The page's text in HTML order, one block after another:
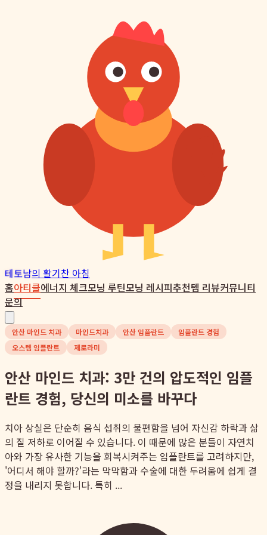
테토남의 활기찬 아침
홈아티클에너지 체크모닝 루틴모닝 레시피추천템 리뷰커뮤니티
문의
안산 마인드 치과 마인드치과 안산 임플란트
임플란트 경험
오스템 임플란트
제로라미
안산 마인드 치과: 3만 건의 압도적인 임플
란트 경험, 당신의 미소를 바꾸다
치아 상실은 단순히 음식 섭취의 불편함을 넘어 자신감 하락과 삶
의 질 저하로 이어질 수 있습니다. 이 때문에 많은 분들이 자연치
아와 가장 유사한 기능을 회복시켜주는 임플란트를 고려하지만,
'어디서 해야 할까?'라는 막막함과 수술에 대한 두려움에 쉽게 결
정을 내리지 못합니다. 특히 ...